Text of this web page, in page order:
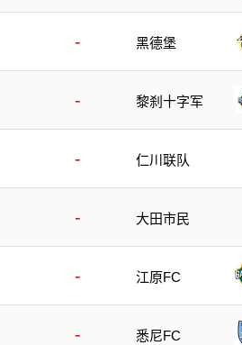
- 黑德堡
- 黎刹十字军
- 仁川联队
- 大田市民
- 江原FC
- 悉尼FC